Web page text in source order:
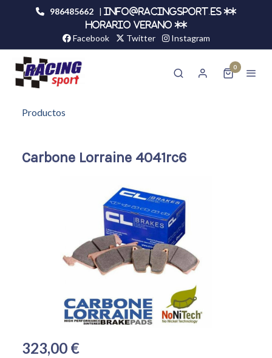
986485662 |
info@racingsport.es **
HORARIO VERANO **
Facebook Twitter Instagram
0
Productos
Carbone Lorraine 4041rc6
323,00 €